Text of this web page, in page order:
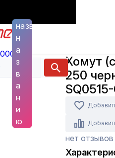
600
названию
н
а
з
в
а
н
и
ю
арматура
0206
Хомут
250
нет отзывов